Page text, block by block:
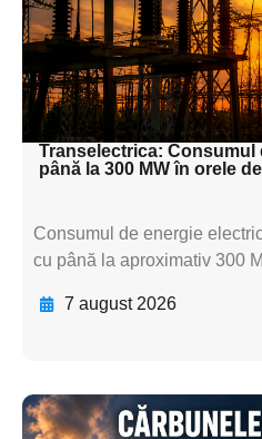
textul pentru
textul
Transelectrica: Consumul
până la 300 MW în orele
Consumul de energie
cu până la aproximativ 300
7 august 2026